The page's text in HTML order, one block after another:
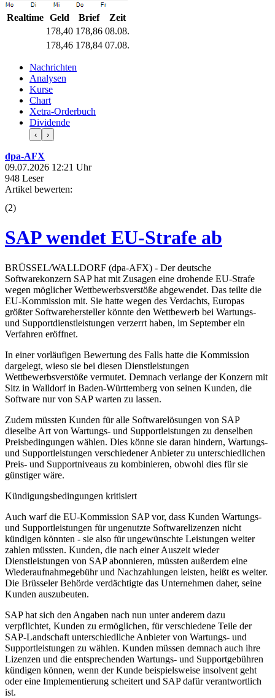
Realtime Geld Brief
Zeit
178,40 178,86 08.08.
178,46 178,84 07.08.
Nachrichten
Analysen
Kurse
Chart
Xetra-Orderbuch
Dividende
‹ ›
dpa-AFX
09.07.2026 12:21 Uhr
948 Leser
Artikel bewerten:
(2)
SAP wendet EU-Strafe ab
BRÜSSEL/WALLDORF (dpa-AFX) - Der deutsche
Softwarekonzern SAP hat mit Zusagen eine drohende EU-Strafe
wegen möglicher Wettbewerbsverstöße abgewendet. Das teilte die
EU-Kommission mit. Sie hatte wegen des Verdachts, Europas
größter Softwarehersteller könnte den Wettbewerb bei Wartungs-
und Supportdienstleistungen verzerrt haben, im September ein
Verfahren eröffnet.
In einer vorläufigen Bewertung des Falls hatte die Kommission
dargelegt, wieso sie bei diesen Dienstleistungen
Wettbewerbsverstöße vermutet. Demnach verlange der Konzern mit
Sitz in Walldorf in Baden-Württemberg von seinen Kunden, die
Software nur von SAP warten zu lassen.
Zudem müssten Kunden für alle Softwarelösungen von SAP
dieselbe Art von Wartungs- und Supportleistungen zu denselben
Preisbedingungen wählen. Dies könne sie daran hindern, Wartungs-
und Supportleistungen verschiedener Anbieter zu unterschiedlichen
Preis- und Supportniveaus zu kombinieren, obwohl dies für sie
günstiger wäre.
Kündigungsbedingungen kritisiert
Auch warf die EU-Kommission SAP vor, dass Kunden Wartungs-
und Supportleistungen für ungenutzte Softwarelizenzen nicht
kündigen könnten - sie also für ungewünschte Leistungen weiter
zahlen müssten. Kunden, die nach einer Auszeit wieder
Dienstleistungen von SAP abonnieren, müssten außerdem eine
Wiederaufnahmegebühr und Nachzahlungen leisten, heißt es weiter.
Die Brüsseler Behörde verdächtigte das Unternehmen daher, seine
Kunden auszubeuten.
SAP hat sich den Angaben nach nun unter anderem dazu
verpflichtet, Kunden zu ermöglichen, für verschiedene Teile der
SAP-Landschaft unterschiedliche Anbieter von Wartungs- und
Supportleistungen zu wählen. Kunden müssen demnach auch ihre
Lizenzen und die entsprechenden Wartungs- und Supportgebühren
kündigen können, wenn der Kunde beispielsweise insolvent geht
oder eine Implementierung scheitert und SAP dafür verantwortlich
ist.